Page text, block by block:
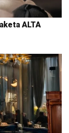
ALTA